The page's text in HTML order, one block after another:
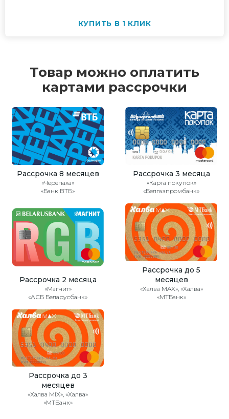
КУПИТЬ В 1 КЛИК
Товар можно оплатить
картами рассрочки
Рассрочка 8 месяцев
«Черепаха»
«Банк ВТБ»
Рассрочка 3 месяца
«Карта покупок»
«Белгазпромбанк»
Рассрочка 2 месяца
«Магнит»
«АСБ Беларусбанк»
Рассрочка до 5
месяцев
«Халва MAX», «Халва»
«МТБанк»
Рассрочка до 3
месяцев
«Халва MIX», «Халва»
«МТБанк»